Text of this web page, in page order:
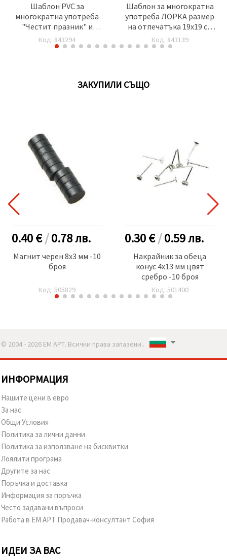
Шаблон PVC за
многократна употреба
"Честит празник" и
цифри размер на
отпечатъка 13x3.5 см
Код: 843294
Шаблон за многократна
употреба ЛОРКА размер
на отпечатъка 19x19 см
Л45
Код: 843139
ЗАКУПИЛИ СЪЩО
0.40 €/0.78лв.
Магнит черен 8x3 мм -10
броя
Код: 505829
0.30 €/0.59лв.
Накрaйник за обеца
конус 4x13 мм цвят
сребро -10 броя
Код: 501400
© 2004 - 2026 ЕМ АРТ. Всички права запазени..
ИНФОРМАЦИЯ
Нашите цени в евро
За нас
Общи Условия
Политика за лични данни
Политика за използване на бисквитки
Лоялити програма
Другите за нас
Поръчка и доставка
Информация за поръчка
Често задавани въпроси
Работа в ЕМ АРТ Продавач-консултант София
ИДЕИ ЗА ВАС